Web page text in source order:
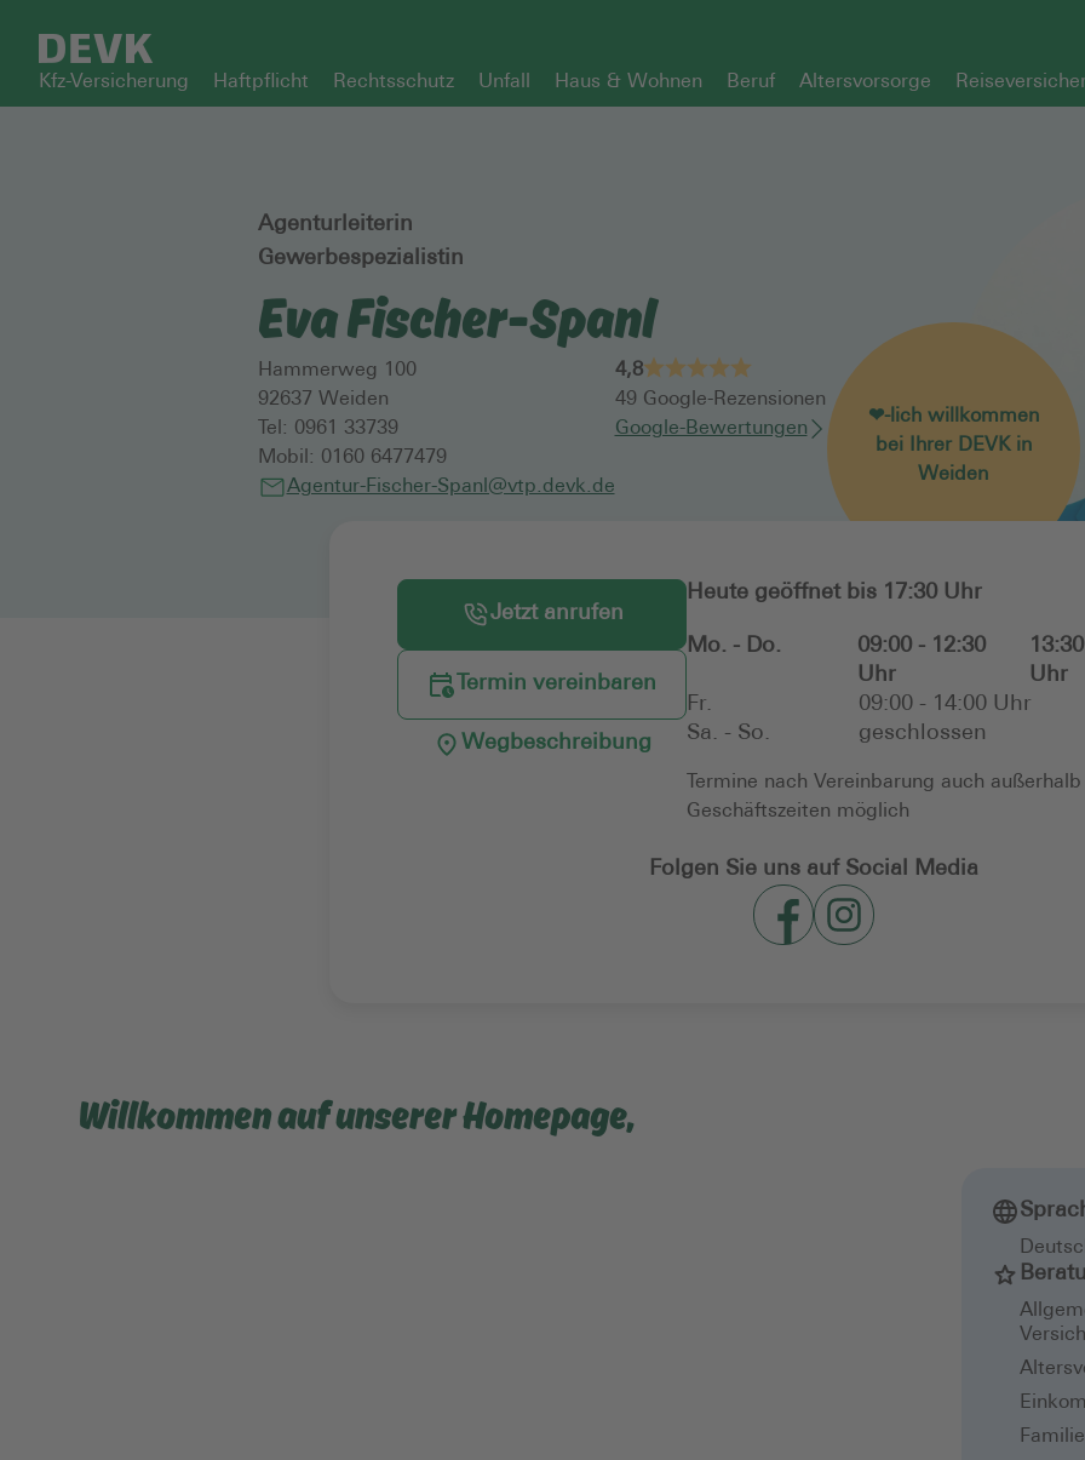
Kfz-Versicherung
Haftpflicht Rechtsschutz Unfall Haus & Wohnen Beruf Altersvorsorge
Agenturleiterin
Gewerbespezialistin
Eva Fischer-Spanl
Hammerweg 100
92637 Weiden
Tel: 0961 33739
Mobil: 0160 6477479
Agentur-Fischer-Spanl@vtp.devk.de
4,8
49Google-Rezensionen
Google-Bewertungen
❤-lich willkommen
bei Ihrer DEVK in
Weiden
Jetzt anrufen
Termin vereinbaren
Wegbeschreibung
Heute geöffnet bis 17:30 Uhr
Mo. - Do.
09:00 - 12:30
Uhr
Uhr
Fr.
09:00 - 14:00 Uhr
Sa. - So.
geschlossen
Termine nach Vereinbarung auch
Geschäftszeiten möglich
Folgen Sie uns auf Social Media
Willkommen auf unserer Homepage,